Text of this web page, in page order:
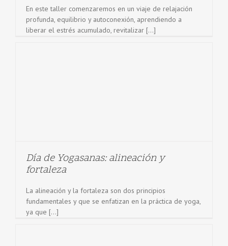
En este taller comenzaremos en un viaje de relajación
profunda, equilibrio y autoconexión, aprendiendo a
liberar el estrés acumulado, revitalizar [...]
Día de Yogasanas: alineación y
fortaleza
La alineación y la fortaleza son dos principios
fundamentales y que se enfatizan en la práctica de yoga,
ya que [...]